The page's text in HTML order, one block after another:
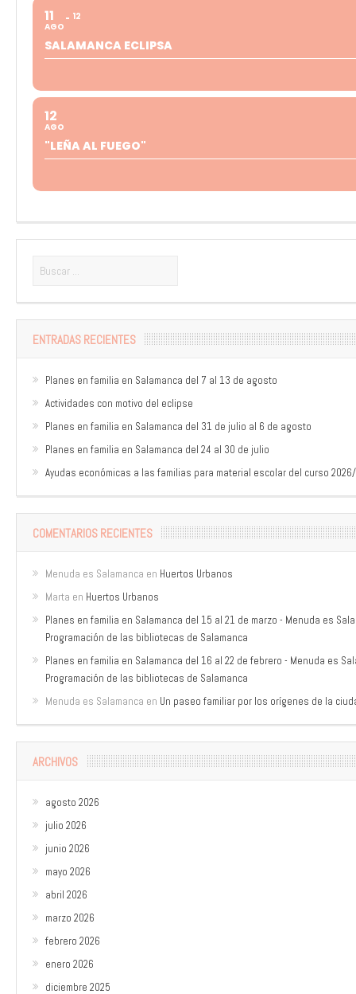
11
AGO
12
SALAMANCA ECLIPSA
12
AGO
"LEÑA AL FUEGO"
ENTRADAS RECIENTES
Planes en familia en Salamanca del 7 al 13 de agosto
Actividades con motivo del eclipse
Planes en familia en Salamanca del 31 de julio al 6 de agosto
Planes en familia en Salamanca del 24 al 30 de julio
Ayudas económicas a las familias para material escolar del curso
COMENTARIOS RECIENTES
Menuda es Salamanca en Huertos Urbanos
Marta en Huertos Urbanos
Planes en familia en Salamanca del 15 al 21 de marzo - Menuda es
Programación de las bibliotecas de Salamanca
Planes en familia en Salamanca del 16 al 22 de febrero - Menuda es
Programación de las bibliotecas de Salamanca
Menuda es Salamanca en Un paseo familiar por los orígenes de la
ARCHIVOS
agosto 2026
julio 2026
junio 2026
mayo 2026
abril 2026
marzo 2026
febrero 2026
enero 2026
diciembre 2025